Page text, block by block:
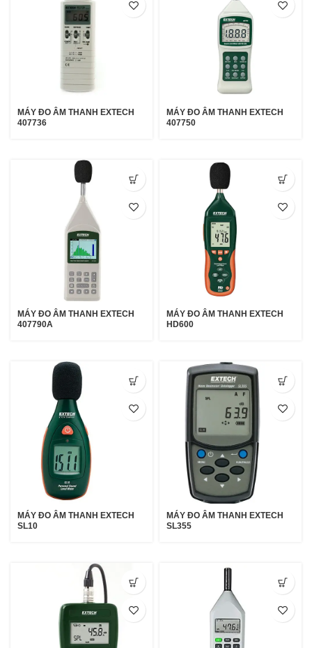
MÁY ĐO ÂM THANH EXTECH
407736
MÁY ĐO ÂM THANH EXTECH
407750
MÁY ĐO ÂM THANH EXTECH
407790A
MÁY ĐO ÂM THANH EXTECH
HD600
MÁY ĐO ÂM THANH EXTECH
SL10
MÁY ĐO ÂM THANH EXTECH
SL355